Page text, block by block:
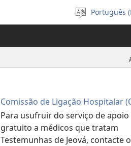
Português
Comissão de Ligação Hospitalar
Para usufruir do serviço de apoio
gratuito a médicos que tratam
Testemunhas de Jeová, contacte